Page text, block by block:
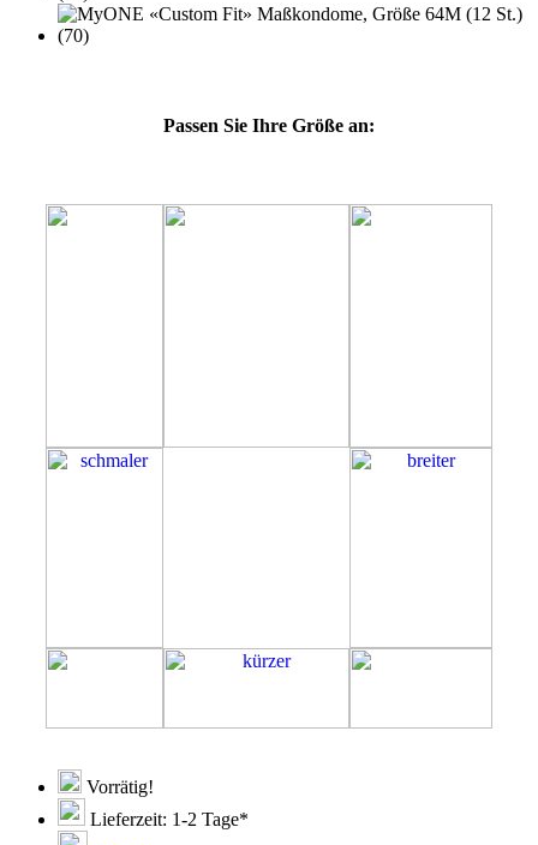
Passen Sie Ihre Größe an:
Vorrätig!
Lieferzeit: 1-2 Tage*